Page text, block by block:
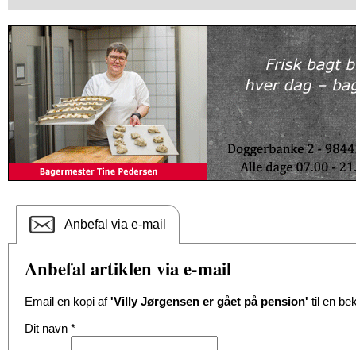
Anbefal via e-mail
Anbefal artiklen via e-mail
Email en kopi af'Villy Jørgensen er gået på pension' til en
Dit navn *